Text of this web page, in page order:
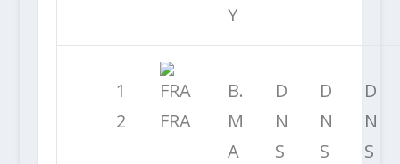
Y
1
2
FRA
B.
M
A
D
N
S
D
N
S
D
N
S